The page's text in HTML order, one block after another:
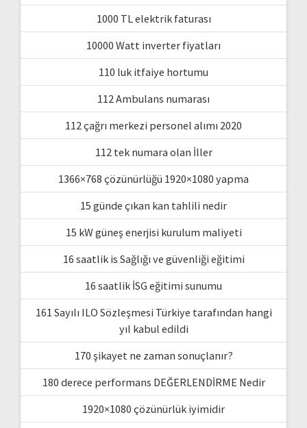
1000 TL elektrik faturası
10000 Watt inverter fiyatları
110 luk itfaiye hortumu
112 Ambulans numarası
112 çağrı merkezi personel alımı 2020
112 tek numara olan İller
1366×768 çözünürlüğü 1920×1080 yapma
15 günde çıkan kan tahlili nedir
15 kW güneş enerjisi kurulum maliyeti
16 saatlik is Sağlığı ve güvenliği eğitimi
16 saatlik İSG eğitimi sunumu
161 Sayılı ILO Sözleşmesi Türkiye tarafından hangi
yıl kabul edildi
170 şikayet ne zaman sonuçlanır?
180 derece performans DEĞERLENDİRME Nedir
1920×1080 çözünürlük iyimidir